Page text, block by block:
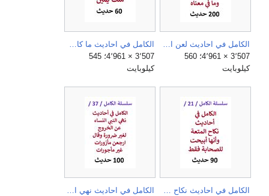
3٬507 × 4٬961؛ 560
كيلوبايت
3٬507 × 4٬961؛ 545
كيلوبايت
الكامل في احاديث نكاح المتعة وأنها ابيحت للصحابة فقط.jpg
الكامل في احاديث نهي النبي النساء عن الخروج لغير ضرورة وقال ارجعن مأزورات غير مأجورات.jpg